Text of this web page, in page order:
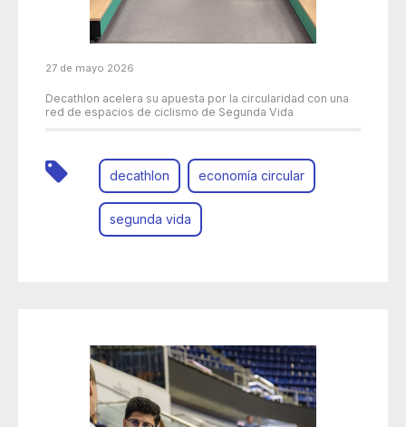
27 de mayo 2026
Decathlon acelera su apuesta por la circularidad con una
red de espacios de ciclismo de Segunda Vida
decathlon economía circular
segunda vida